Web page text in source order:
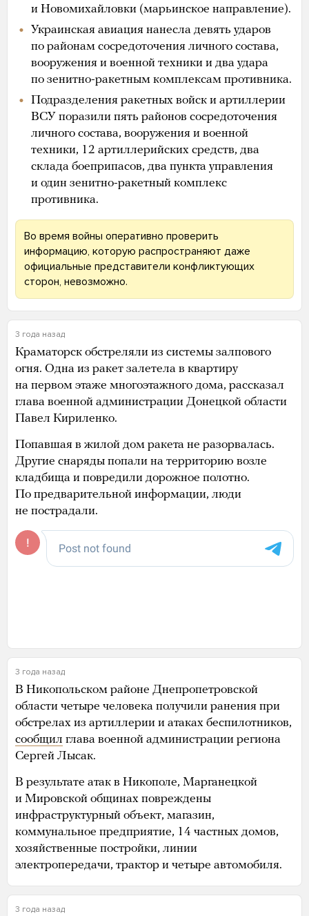
и Новомихайловки (марьинское направление).
Украинская авиация нанесла девять ударов
по районам сосредоточения личного состава,
вооружения и военной техники и два удара
по зенитно-ракетным комплексам противника.
Подразделения ракетных войск и артиллерии
ВСУ поразили пять районов сосредоточения
личного состава, вооружения и военной
техники, 12 артиллерийских средств, два
склада боеприпасов, два пункта управления
и один зенитно-ракетный комплекс
противника.
Во время войны оперативно проверить
информацию, которую распространяют даже
официальные представители конфликтующих
сторон, невозможно.
3 года назад
Краматорск обстреляли из системы залпового
огня. Одна из ракет залетела в квартиру
на первом этаже многоэтажного дома, рассказал
глава военной администрации Донецкой области
Павел Кириленко.
Попавшая в жилой дом ракета не разорвалась.
Другие снаряды попали на территорию возле
кладбища и повредили дорожное полотно.
По предварительной информации, люди
не пострадали.
3 года назад
В Никопольском районе Днепропетровской
области четыре человека получили ранения при
обстрелах из артиллерии и атаках беспилотников,
сообщил глава военной администрации региона
Сергей Лысак.
В результате атак в Никополе, Марганецкой
и Мировской общинах повреждены
инфраструктурный объект, магазин,
коммунальное предприятие, 14 частных домов,
хозяйственные постройки, линии
электропередачи, трактор и четыре автомобиля.
3 года назад